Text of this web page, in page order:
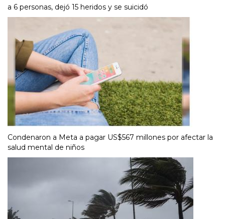
a 6 personas, dejó 15 heridos y se suicidó
Condenaron a Meta a pagar US$567 millones por afectar la
salud mental de niños